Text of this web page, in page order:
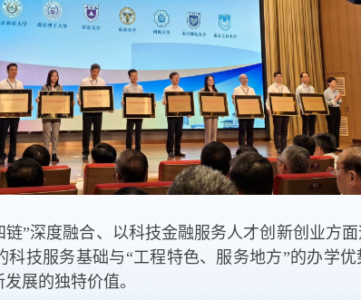
”深度融合、以科技金融服务人才创新创业方面
技服务基础与“工程特色、服务地方”的办学
展的独特价值。